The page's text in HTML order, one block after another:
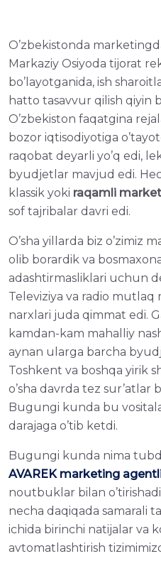
O’zbekistonda
Markaziy Osiyoda tijorat
bo’layotganida, ish
hatto tasavvur qilish qiyin
O’zbekiston faqatgina
bozor iqtisodiyotiga
raqobat deyarli yo’q edi,
byudjetlar mavjud edi.
klassik yoki raqamli
sof tajribalar davri edi.
O’sha yillarda biz o’zimiz
olib borardik va
adashtirmasliklari uchun
Televiziya va radio mutlaq
narxlari juda qimmat edi.
kamdan-kam mahalliy
aynan ularga barcha
Toshkent va boshqa yirik
o’sha davrda tez sur’atlar
Bugungi kunda bu
darajaga o’tib ketdi.
Bugungi kunda nima
AVAREK marketing
noutbuklar bilan
necha daqiqada samarali
ichida birinchi natijalar va
avtomatlashtirish